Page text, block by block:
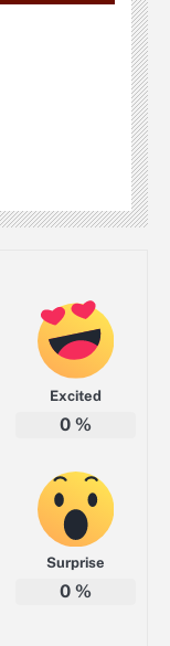
Excited
0 %
Surprise
0 %